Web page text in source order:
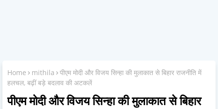
Home mithila
पीएम मोदी और विजय सिन्हा की मुलाकात से बिहार राजनीति में
हलचल, बढ़ीं बड़े बदलाव की अटकलें
पीएम मोदी और विजय सिन्हा की मुलाकात से बिहार